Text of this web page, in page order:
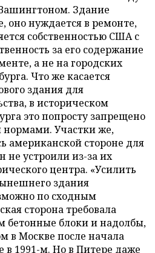
Здание
оно нуждается в ремонте,
собственностью США с
за его содержание
а не на городских
Что же касается
здания для
в историческом
это попросту запрещено
нормами. Участки же,
американской стороне для
не устроили из-за их
центра. «Усилить
здания
по сходным
сторона требовала
бетонные блоки и надолбы,
в Москве после начала
в 1991-м. Но в Питере даже